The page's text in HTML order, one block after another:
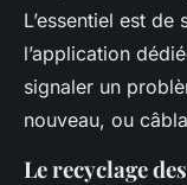
L’essentiel est
l’application
signaler un
nouveau, ou
Le recyclage